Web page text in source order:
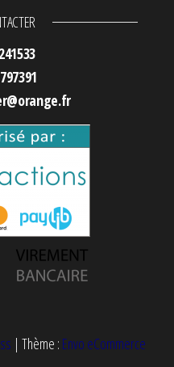
| Thème : Envo eCommerce